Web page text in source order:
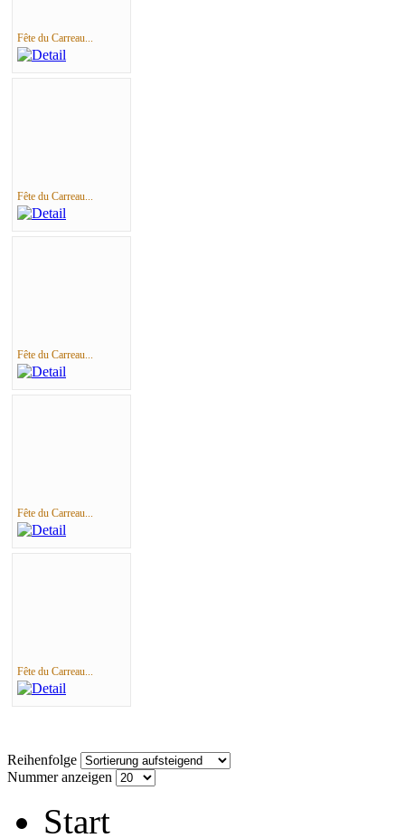
Fête du Carreau...
Fête du Carreau...
Fête du Carreau...
Fête du Carreau...
Fête du Carreau...
Reihenfolge
Nummer anzeigen
Start